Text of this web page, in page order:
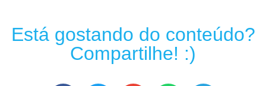
Está gostando do conteúdo?
Compartilhe! :)